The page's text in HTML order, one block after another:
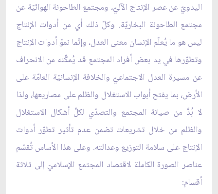
اليدويّ عن عصر الإنتاج الآليّ، ومجتمع الطاحونة الهوائيّة عن
مجتمع الطاحونة البخاريّة. وكلّ ذلك أي من أدوات الإنتاج
ليس هو ما يُعلّم الإنسان معنى العدل، وإنّما نموّ أدوات الإنتاج
وتطوّرها في يد بعض أفراد المجتمع قد يُمكِّنه من الانحراف
عن مسيرة العدل الاجتماعيّ والخلافة الإنسانيّة العامّة على
الأرض، بما يفتح أبواب الاستغلال والظلم على مصاريعها، ولذا
لا بُدَّ من صيانة المجتمع والتصدّي لكلِّ أشكال الاستغلال
والظلم من خلال تشريعات تضمن عدم تأثير تطوّر أدوات
الإنتاج على سلامة التوزيع وعدالته. وعلى هذا الأساس تُقسّم
عناصر الصورة الكاملة لاقتصاد المجتمع الإسلاميّ إلى ثلاثة
أقسام: